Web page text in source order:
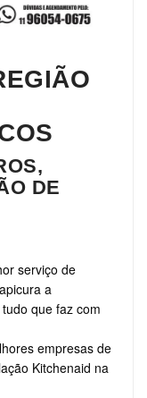
DE
serviço de
a
que faz com
empresas de
Kitchenaid na